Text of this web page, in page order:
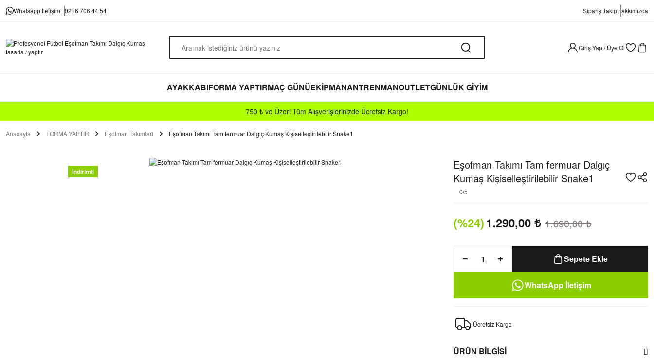
Whatsapp İletişim 0216 706 44 54 Sipariş TakipHakkımızda
Giriş Yap / Üye Ol
AYAKKABIFORMA YAPTIRMAÇ GÜNÜEKİPMANANTRENMANOUTLETGÜNLÜK GİYİM
750 ₺ ve Üzeri Tüm Alışverişlerinizde Ücretsiz Kargo!
Anasayfa FORMA YAPTIR Eşofman Takımları Eşofman Takımı Tam fermuar Dalgıç Kumaş Kişiselleştirilebilir Snake1
İndirimli
Eşofman Takımı Tam fermuar Dalgıç
Kumaş Kişiselleştirilebilir Snake1
0/5
(%24)1.290,00 ₺ 1.690,00₺
Sepete Ekle
WhatsApp İletişim
Ücretsiz Kargo
ÜRÜN BİLGİSİ